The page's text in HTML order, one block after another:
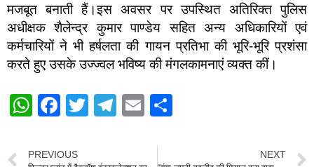
मजबूत बनाती हैं।इस अवसर पर उपस्थित अतिरिक्त पुलिस
अधीक्षक शैलेन्द्र कुमार पाण्डेय सहित अन्य अधिकारियों एवं
कर्मचारियों ने भी हर्षलता की गायन प्रतिभा की भूरि-भूरि प्रशंसा
करते हुए उसके उज्ज्वल भविष्य की मंगलकामनाएं व्यक्त कीं।
W
at
F
c
T
T
E
ail
PREVIOUS NEXT